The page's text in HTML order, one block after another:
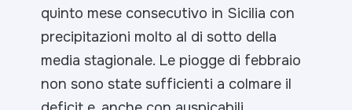
quinto mese consecutivo in Sicilia con
precipitazioni molto al di sotto della
media stagionale. Le piogge di febbraio
non sono state sufficienti a colmare il